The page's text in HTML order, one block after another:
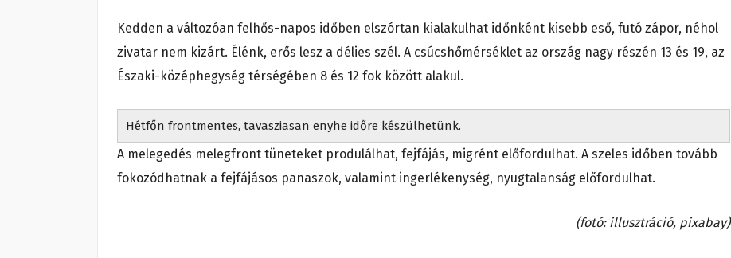
Kedden a változóan felhős-napos időben elszórtan kialakulhat időnként kisebb eső, futó zápor, néhol
zivatar nem kizárt. Élénk, erős lesz a délies szél. A csúcshőmérséklet az ország nagy részén 13 és 19, az
Északi-középhegység térségében 8 és 12 fok között alakul.
Hétfőn frontmentes, tavasziasan enyhe időre készülhetünk.
A melegedés melegfront tüneteket produlálhat, fejfájás, migrént előfordulhat. A szeles időben tovább
fokozódhatnak a fejfájásos panaszok, valamint ingerlékenység, nyugtalanság előfordulhat.
(fotó: illusztráció, pixabay)